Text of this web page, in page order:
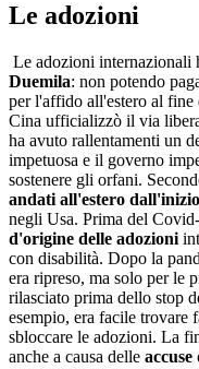
Le adozioni
Le adozioni internazionali
Duemila: non potendo
per l'affido all'estero al
Cina ufficializzò il via
ha avuto rallentamenti un
impetuosa e il governo
sostenere gli orfani.
andati all'estero
negli Usa. Prima del
d'origine delle adozioni
con disabilità. Dopo la
era ripreso, ma solo per le
rilasciato prima dello stop
esempio, era facile trovare
sbloccare le adozioni. La
anche a causa delle